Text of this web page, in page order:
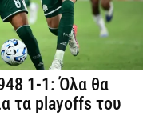
1-1: Όλα θα
τα playoffs του